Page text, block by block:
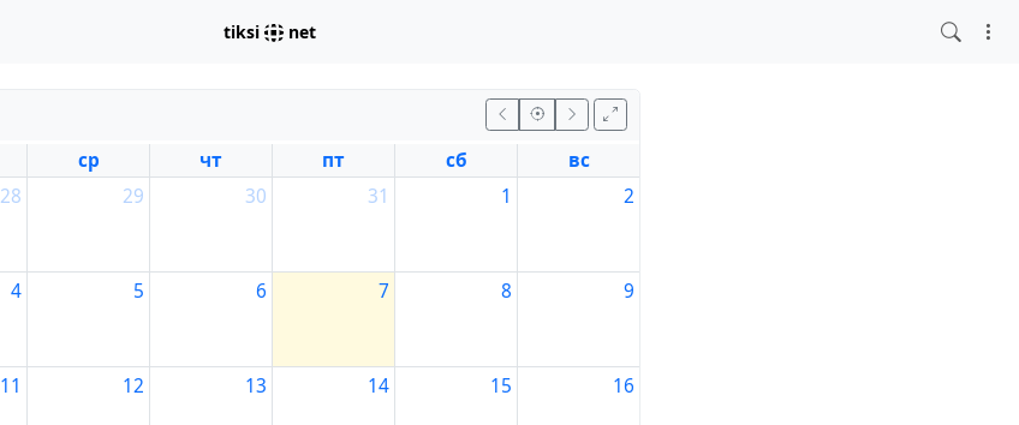
tiksi net
ср чт пт сб
вс
28 29 30 31 1 2
4 5 6 7 8 9
11 12 13 14 15 16